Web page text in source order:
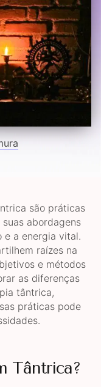
são práticas
abordagens
e a energia vital.
raízes na
e métodos
as diferenças
tântrica,
práticas pode
Tântrica?